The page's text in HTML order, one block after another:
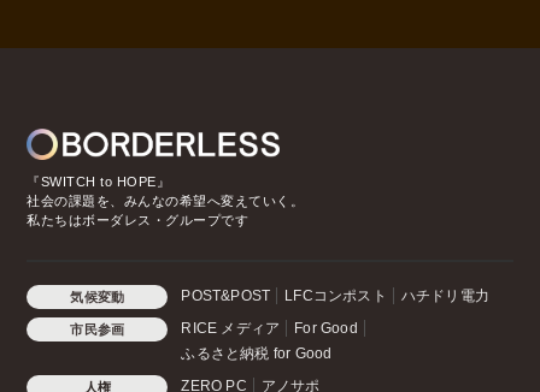
『SWITCH to HOPE』
社会の課題を、みんなの希望へ変えていく。
私たちはボーダレス・グループです
気候変動 POST&POST LFCコンポスト ハチドリ電力
市民参画 RICE メディア
For Good
ふるさと納税 for Good
人権 ZERO PC アノサポ